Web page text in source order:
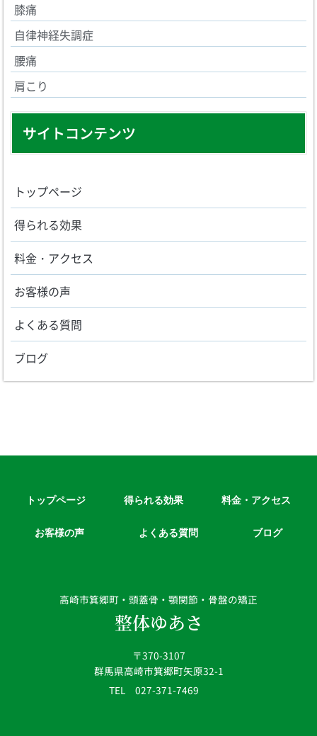
膝痛
自律神経失調症
腰痛
肩こり
サイトコンテンツ
トップページ
得られる効果
料金・アクセス
お客様の声
よくある質問
ブログ
高崎市箕郷町・頭蓋骨・顎関節・骨盤の矯正
整体ゆあさ
〒370-3107
群馬県高崎市箕郷町矢原32-1
TEL 027-371-7469
トップページ 得られる効果 料金・アクセス
お客様の声 よくある質問 ブログ